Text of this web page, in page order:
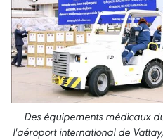
Des équipements médicaux
l'aéroport international de